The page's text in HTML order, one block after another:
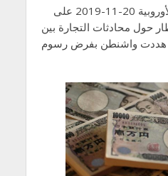
افتتحت تداولات الاسهم الأوروبية 20-11-2019 على
حول محادثات التجارة بين
هددت واشنطن بفرض رسوم